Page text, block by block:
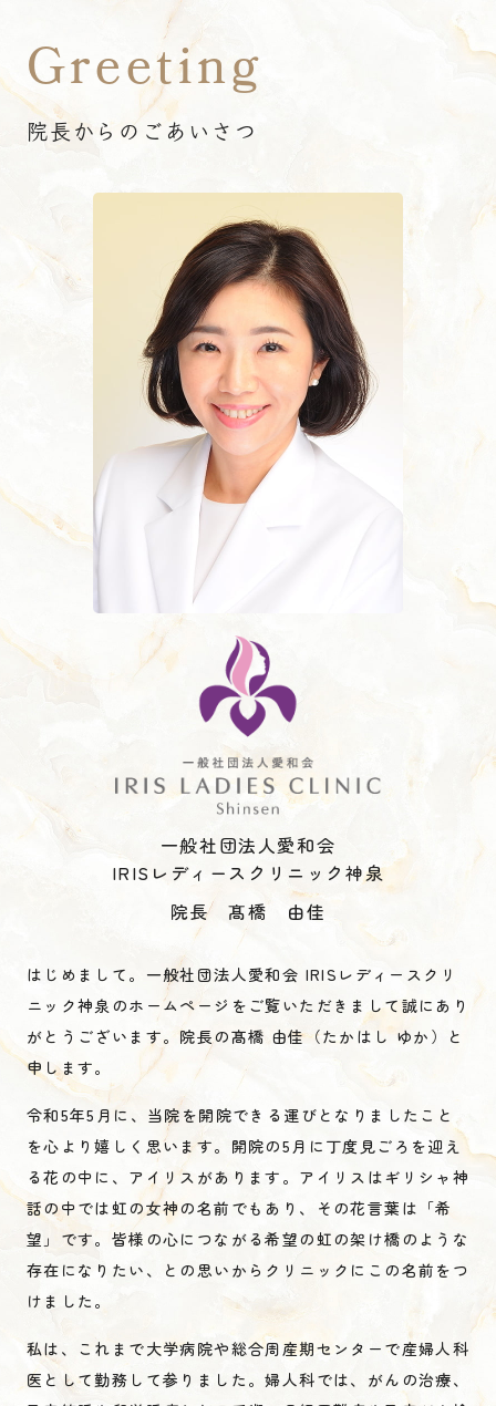
Greeting
院長からのごあいさつ
一般社団法人愛和会
IRISレディースクリニック神泉
院長 髙橋 由佳
はじめまして。一般社団法人愛和会 IRISレディースクリ
ニック神泉のホームページをご覧いただきまして誠にあり
がとうございます。院長の髙橋 由佳（たかはし ゆか）と
申します。
令和5年5月に、当院を開院できる運びとなりましたこと
を心より嬉しく思います。開院の5月に丁度見ごろを迎え
る花の中に、アイリスがあります。アイリスはギリシャ神
話の中では虹の女神の名前でもあり、その花言葉は「希
望」です。皆様の心につながる希望の虹の架け橋のような
存在になりたい、との思いからクリニックにこの名前をつ
けました。
私は、これまで大学病院や総合周産期センターで産婦人科
医として勤務して参りました。婦人科では、がんの治療、